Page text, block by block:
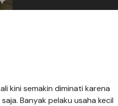
kini semakin diminati karena
Banyak pelaku usaha kecil